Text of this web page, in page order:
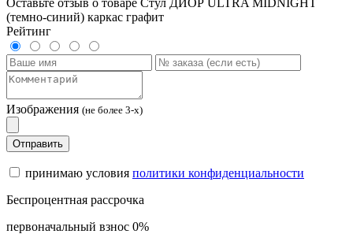
(темно-синий) каркас графит
Рейтинг
Изображения (не более 3-х)
Отправить
принимаю условия политики конфиденциальности
Беспроцентная рассрочка
первоначальный взнос 0%